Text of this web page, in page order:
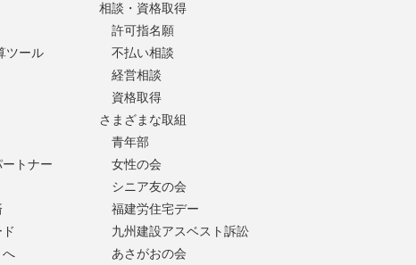
ツール
トナー
へ
相談・資格取得
許可指名願
不払い相談
経営相談
資格取得
さまざまな取組
青年部
女性の会
シニア友の会
福建労住宅デー
九州建設アスベスト訴訟
あさがおの会